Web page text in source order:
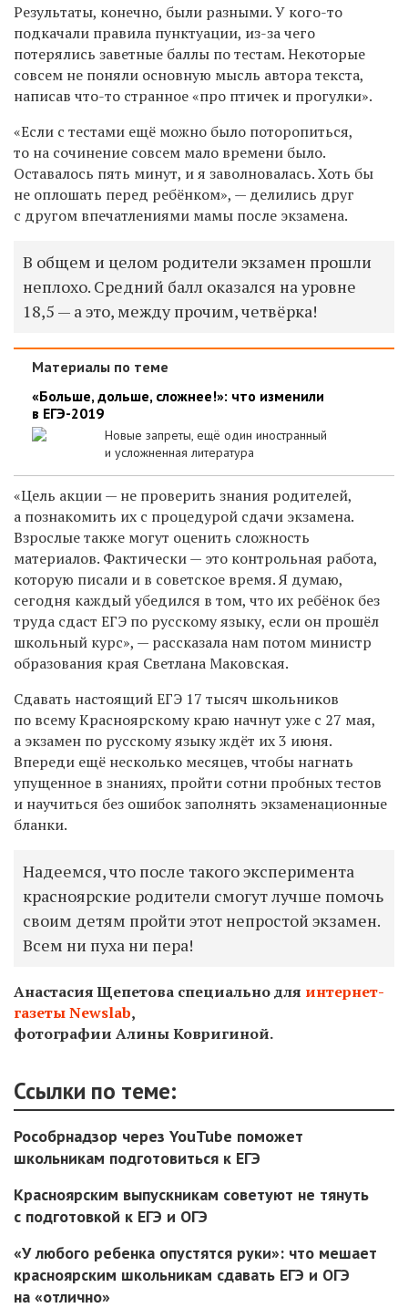
Результаты, конечно, были разными. У кого-то
подкачали правила пунктуации, из-за чего
потерялись заветные баллы по тестам. Некоторые
совсем не поняли основную мысль автора текста,
написав что-то странное «про птичек и прогулки».
«Если с тестами ещё можно было поторопиться,
то на сочинение совсем мало времени было.
Оставалось пять минут, и я заволновалась. Хоть бы
не оплошать перед ребёнком», — делились друг
с другом впечатлениями мамы после экзамена.
В общем и целом родители экзамен прошли
неплохо. Средний балл оказался на уровне
18,5 — а это, между прочим, четвёрка!
Материалы по теме
«Больше, дольше, сложнее!»: что изменили
в ЕГЭ-2019
Новые запреты, ещё один иностранный
и усложненная литература
«Цель акции — не проверить знания родителей,
а познакомить их с процедурой сдачи экзамена.
Взрослые также могут оценить сложность
материалов. Фактически — это контрольная работа,
которую писали и в советское время. Я думаю,
сегодня каждый убедился в том, что их ребёнок без
труда сдаст ЕГЭ по русскому языку, если он прошёл
школьный курс», — рассказала нам потом министр
образования края Светлана Маковская.
Сдавать настоящий ЕГЭ 17 тысяч школьников
по всему Красноярскому краю начнут уже с 27 мая,
а экзамен по русскому языку ждёт их 3 июня.
Впереди ещё несколько месяцев, чтобы нагнать
упущенное в знаниях, пройти сотни пробных тестов
и научиться без ошибок заполнять экзаменационные
бланки.
Надеемся, что после такого эксперимента
красноярские родители смогут лучше помочь
своим детям пройти этот непростой экзамен.
Всем ни пуха ни пера!
Анастасия Щепетова специально для интернет-
газеты Newslab,
фотографии Алины Ковригиной.
Ссылки по теме:
Рособрнадзор через YouTube поможет
школьникам подготовиться к ЕГЭ
Красноярским выпускникам советуют не тянуть
с подготовкой к ЕГЭ и ОГЭ
«У любого ребенка опустятся руки»: что мешает
красноярским школьникам сдавать ЕГЭ и ОГЭ
на «отлично»